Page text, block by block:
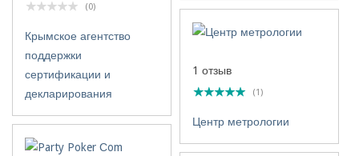
(0)
Крымское агентство
поддержки
сертификации и
декларирования
1 отзыв
(1)
Центр метрологии